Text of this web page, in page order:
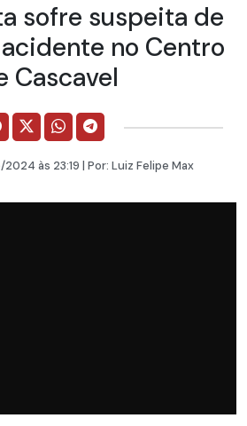
sofre suspeita de
no Centro
Cascavel
2024 às 23:19 | Por: Luiz Felipe Max